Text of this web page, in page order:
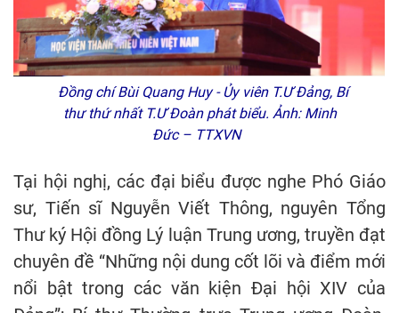
Đồng chí Bùi Quang Huy - Ủy viên T.Ư Đảng, Bí
thư thứ nhất T.Ư Đoàn phát biểu. Ảnh: Minh
Đức – TTXVN
Tại hội nghị, các đại biểu được nghe Phó Giáo
sư, Tiến sĩ Nguyễn Viết Thông, nguyên Tổng
Thư ký Hội đồng Lý luận Trung ương, truyền đạt
chuyên đề “Những nội dung cốt lõi và điểm mới
nổi bật trong các văn kiện Đại hội XIV của